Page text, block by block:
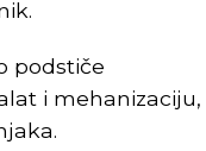
podstiče
i mehanizaciju,